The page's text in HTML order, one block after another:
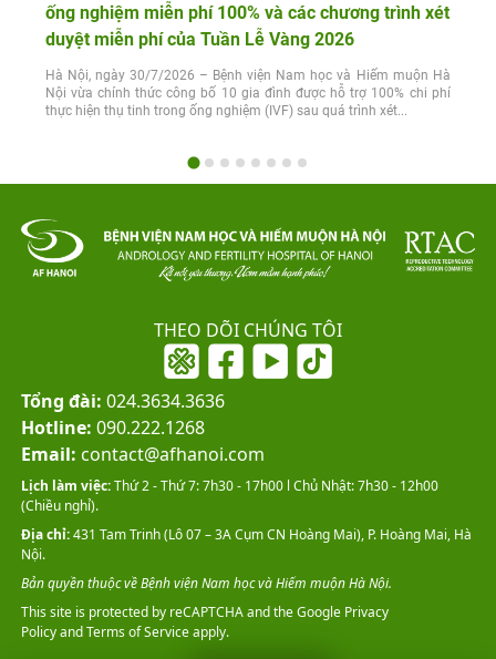
ống nghiệm miễn phí 100% và các chương trình xét
duyệt miễn phí của Tuần Lễ Vàng 2026
Hà Nội, ngày 30/7/2026 – Bệnh viện Nam học và Hiếm muộn Hà
Nội vừa chính thức công bố 10 gia đình được hỗ trợ 100% chi phí
thực hiện thụ tinh trong ống nghiệm (IVF) sau quá trình xét...
THEO DÕI CHÚNG TÔI
Tổng đài: 024.3634.3636
Hotline: 090.222.1268
Email: contact@afhanoi.com
This site is protected by reCAPTCHA and the GooglePrivacy
PolicyandTerms of Serviceapply.
Lịch làm việc:Thứ 2 - Thứ 7: 7h30 - 17h00 l Chủ Nhật: 7h30 - 12h00
(Chiều nghỉ).
Địa chỉ:431 Tam Trinh (Lô 07 – 3A Cụm CN Hoàng Mai), P. Hoàng Mai, Hà
Nội.
Bản quyền thuộc về Bệnh viện Nam học và Hiếm muộn Hà Nội.